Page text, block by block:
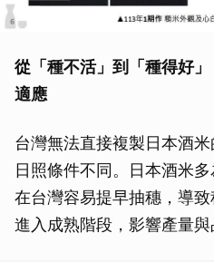
從「種不活」到「種得好
適應
台灣無法直接複製日本酒
日照條件不同。日本酒米
在台灣容易提早抽穗，導
進入成熟階段，影響產量與